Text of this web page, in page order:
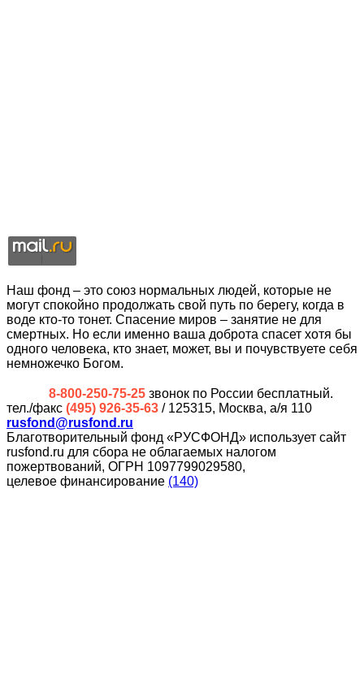
Наш фонд – это союз нормальных людей, которые не
могут спокойно продолжать свой путь по берегу, когда в
воде кто-то тонет. Спасение миров – занятие не для
смертных. Но если именно ваша доброта спасет хотя бы
одного человека, кто знает, может, вы и почувствуете себя
немножечко Богом.
8-800-250-75-25 звонок по России бесплатный.
тел./факс (495) 926-35-63 / 125315, Москва, а/я 110
rusfond@rusfond.ru
Благотворительный фонд «РУСФОНД» использует сайт
rusfond.ru для сбора не облагаемых налогом
пожертвований, ОГРН 1097799029580,
целевое финансирование (140)